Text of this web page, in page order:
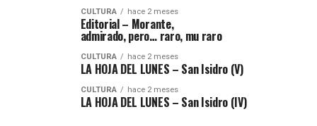
CULTURA hace 2 meses
Editorial – Morante,
admirado, pero… raro, mu raro
CULTURA hace 2 meses
LA HOJA DEL LUNES – San Isidro (V)
CULTURA hace 2 meses
LA HOJA DEL LUNES – San Isidro (IV)